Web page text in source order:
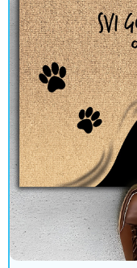
g
o
m
O
d
j
e
ć